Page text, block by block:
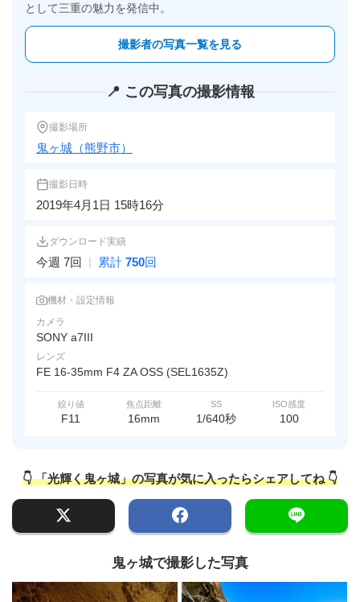
として三重の魅力を発信中。
撮影者の写真一覧を見る
📍 この写真の撮影情報
撮影場所
鬼ヶ城（熊野市）
撮影日時
2019年4月1日 15時16分
ダウンロード実績
今週 7回 | 累計 750回
機材・設定情報
カメラ
SONY a7III
レンズ
FE 16-35mm F4 ZA OSS (SEL1635Z)
絞り値
F11
焦点距離
16mm
SS
1/640秒
ISO感度
100
👇 「光輝く鬼ヶ城」の写真が気に入ったらシェアしてね 👇
鬼ヶ城で撮影した写真